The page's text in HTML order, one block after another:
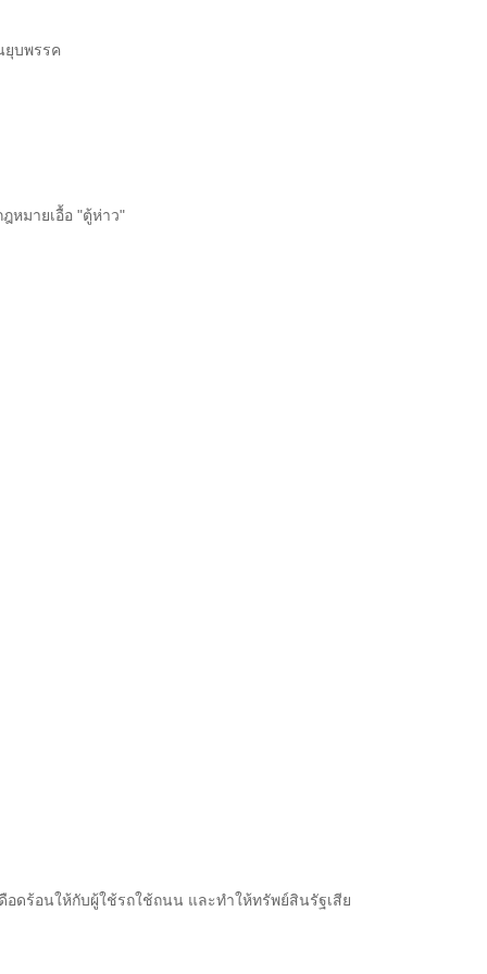
ยุบพรรค
หมายเอื้อ "ตู้ห่าว"
ดร้อนให้กับผู้ใช้รถใช้ถนน และทำให้ทรัพย์สินรัฐเสีย